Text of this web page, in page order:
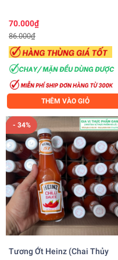
70.000₫
86.000₫
THÊM VÀO GIỎ
- 34%
Tương Ớt Heinz (chai Thủy